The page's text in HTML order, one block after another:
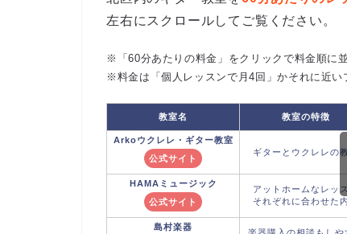
左右にスクロールしてご覧ください。
※「60分あたりの料金」をクリックで料金順に
※料金は「個人レッスンで月4回」かそれに近い
教室名 教室の特徴
Arkoウクレレ・ギター教室
公式サイト
ギターとウクレレの
HAMAミュージック
公式サイト
アットホームなレッ
それぞれに合わせた
島村楽器